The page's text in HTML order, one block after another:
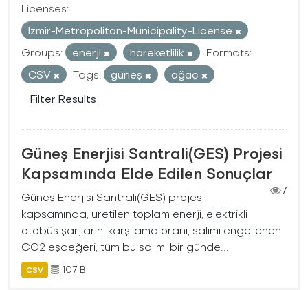
Licenses:
Izmir-Metropolitan-Municipality-License
Groups:
enerji hareketlilik
Formats:
CSV
Tags: güneş
ağaç
Filter Results
Güneş Enerjisi Santrali(GES) Projesi
Kapsamında Elde Edilen Sonuçlar
7
Güneş Enerjisi Santrali(GES) projesi
kapsamında, üretilen toplam enerji, elektrikli
otobüs şarjlarını karşılama oranı, salımı engellenen
CO2 eşdeğeri, tüm bu salımı bir günde...
CSV 107 B